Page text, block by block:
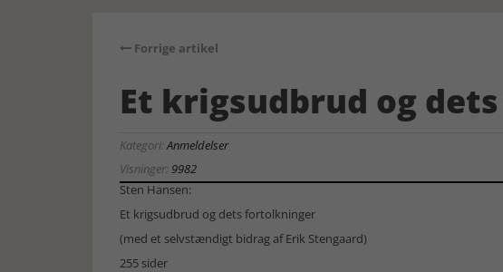
Forrige artikel
Et krigsudbrud og
Kategori:Anmeldelser
Visninger:9982
Sten Hansen:
Et krigsudbrud og dets fortolkninger
(med et selvstændigt bidrag af Erik Stengaard)
255 sider